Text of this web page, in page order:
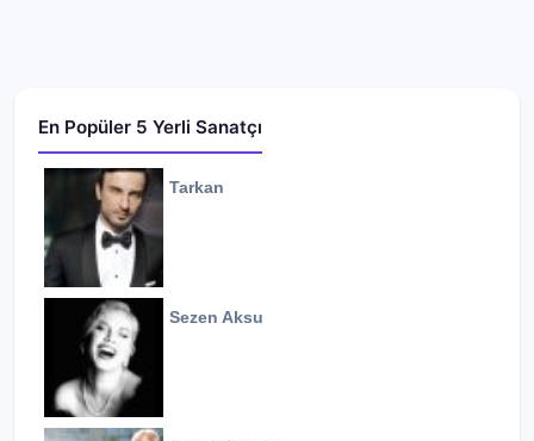
En Popüler 5 Yerli Sanatçı
Tarkan
Sezen Aksu